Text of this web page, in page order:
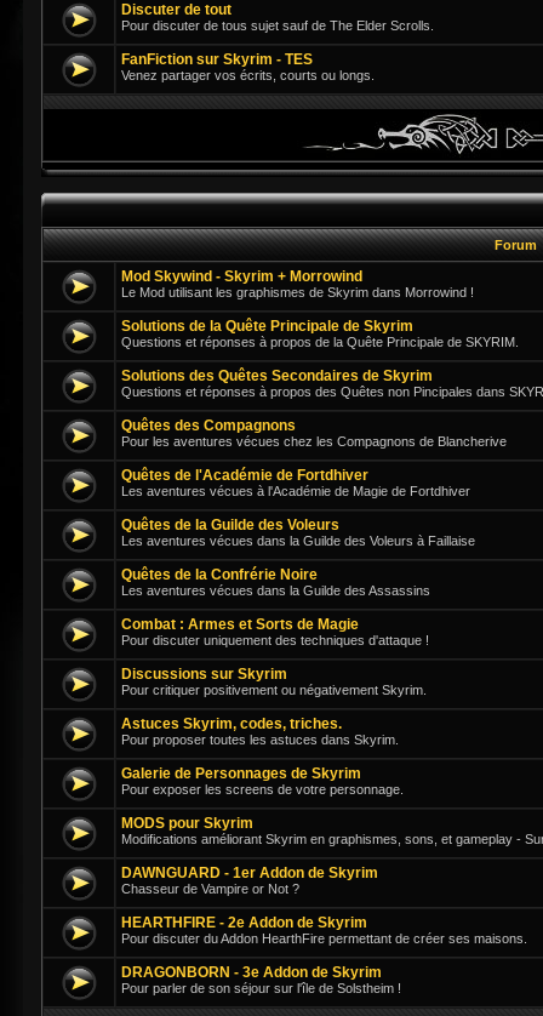
Discuter de tout
Pour discuter de tous sujet sauf de The Elder Scrolls.
FanFiction sur Skyrim - TES
Venez partager vos écrits, courts ou longs.
Forum
Mod Skywind - Skyrim + Morrowind
Le Mod utilisant les graphismes de Skyrim dans Morrowind !
Solutions de la Quête Principale de Skyrim
Questions et réponses à propos de la Quête Principale de SKYRIM.
Solutions des Quêtes Secondaires de Skyrim
Questions et réponses à propos des Quêtes non Pincipales dans
Quêtes des Compagnons
Pour les aventures vécues chez les Compagnons de Blancherive
Quêtes de l'Académie de Fortdhiver
Les aventures vécues à l'Académie de Magie de Fortdhiver
Quêtes de la Guilde des Voleurs
Les aventures vécues dans la Guilde des Voleurs à Faillaise
Quêtes de la Confrérie Noire
Les aventures vécues dans la Guilde des Assassins
Combat : Armes et Sorts de Magie
Pour discuter uniquement des techniques d'attaque !
Discussions sur Skyrim
Pour critiquer positivement ou négativement Skyrim.
Astuces Skyrim, codes, triches.
Pour proposer toutes les astuces dans Skyrim.
Galerie de Personnages de Skyrim
Pour exposer les screens de votre personnage.
MODS pour Skyrim
Modifications améliorant Skyrim en graphismes, sons, et gameplay -
DAWNGUARD - 1er Addon de Skyrim
Chasseur de Vampire or Not ?
HEARTHFIRE - 2e Addon de Skyrim
Pour discuter du Addon HearthFire permettant de créer ses maisons.
DRAGONBORN - 3e Addon de Skyrim
Pour parler de son séjour sur l'île de Solstheim !